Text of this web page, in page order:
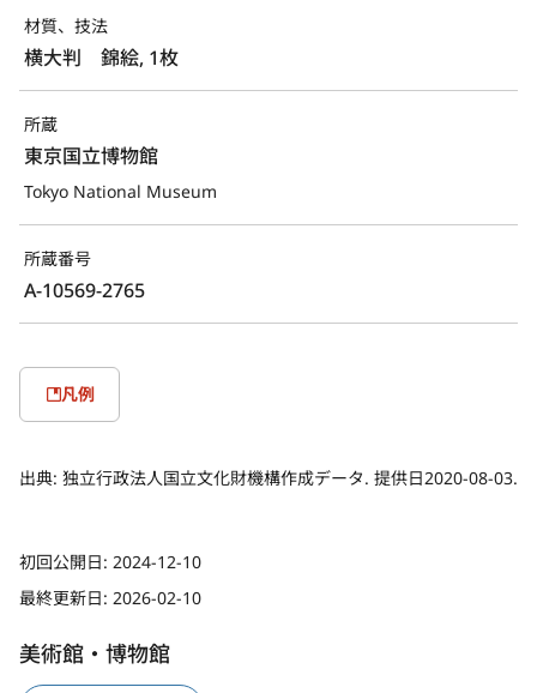
材質、技法
横大判　錦絵, 1枚
所蔵
東京国立博物館
Tokyo National Museum
所蔵番号
A-10569-2765
凡例
出典: 独立行政法人国立文化財機構作成データ. 提供日2020-08-03.
初回公開日: 2024-12-10
最終更新日: 2026-02-10
美術館・博物館